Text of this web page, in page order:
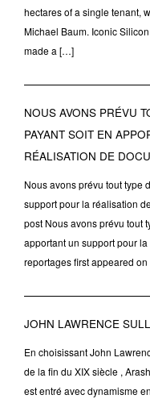
hectares of a single tenant,
Michael Baum. Iconic
made a […]
NOUS AVONS PRÉVU
PAYANT SOIT EN
RÉALISATION DE
Nous avons prévu tout type
support pour la réalisation
post Nous avons prévu tout
apportant un support pour
reportages first appeared
JOHN LAWRENCE
En choisissant John
de la fin du XIX siècle ,
est entré avec dynamisme